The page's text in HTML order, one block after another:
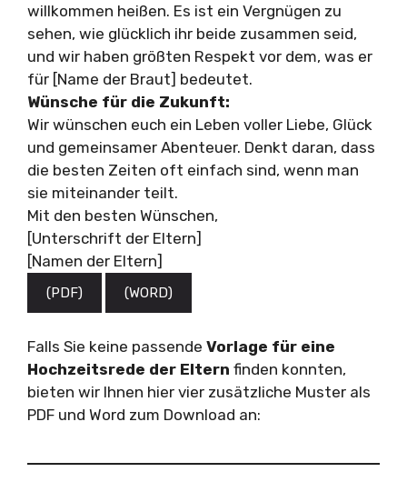
willkommen heißen. Es ist ein Vergnügen zu
sehen, wie glücklich ihr beide zusammen seid,
und wir haben größten Respekt vor dem, was er
für [Name der Braut] bedeutet.
Wünsche für die Zukunft:
Wir wünschen euch ein Leben voller Liebe, Glück
und gemeinsamer Abenteuer. Denkt daran, dass
die besten Zeiten oft einfach sind, wenn man
sie miteinander teilt.
Mit den besten Wünschen,
[Unterschrift der Eltern]
[Namen der Eltern]
(PDF) (WORD)
Falls Sie keine passende Vorlage für eine
Hochzeitsrede der Eltern finden konnten,
bieten wir Ihnen hier vier zusätzliche Muster als
PDF und Word zum Download an: